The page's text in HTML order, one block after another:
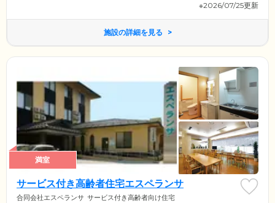
※2026/07/25更新
施設の詳細を見る
満室
サービス付き高齢者住宅エスペランサ
合同会社エスペランサ サービス付き高齢者向け住宅